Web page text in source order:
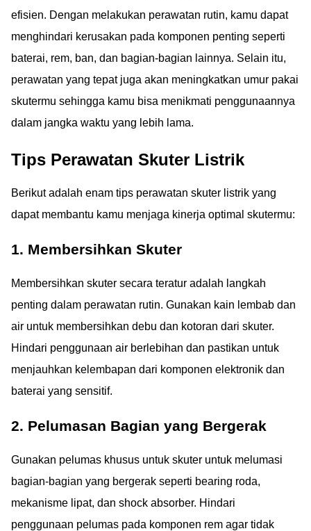
efisien. Dengan melakukan perawatan rutin, kamu dapat
menghindari kerusakan pada komponen penting seperti
baterai, rem, ban, dan bagian-bagian lainnya. Selain itu,
perawatan yang tepat juga akan meningkatkan umur pakai
skutermu sehingga kamu bisa menikmati penggunaannya
dalam jangka waktu yang lebih lama.
Tips Perawatan Skuter Listrik
Berikut adalah enam tips perawatan skuter listrik yang
dapat membantu kamu menjaga kinerja optimal skutermu:
1. Membersihkan Skuter
Membersihkan skuter secara teratur adalah langkah
penting dalam perawatan rutin. Gunakan kain lembab dan
air untuk membersihkan debu dan kotoran dari skuter.
Hindari penggunaan air berlebihan dan pastikan untuk
menjauhkan kelembapan dari komponen elektronik dan
baterai yang sensitif.
2. Pelumasan Bagian yang Bergerak
Gunakan pelumas khusus untuk skuter untuk melumasi
bagian-bagian yang bergerak seperti bearing roda,
mekanisme lipat, dan shock absorber. Hindari
penggunaan pelumas pada komponen rem agar tidak